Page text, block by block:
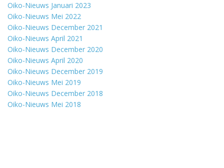
Oiko-Nieuws Januari 2023
Oiko-Nieuws Mei 2022
Oiko-Nieuws December 2021
Oiko-Nieuws April 2021
Oiko-Nieuws December 2020
Oiko-Nieuws April 2020
Oiko-Nieuws December 2019
Oiko-Nieuws Mei 2019
Oiko-Nieuws December 2018
Oiko-Nieuws Mei 2018